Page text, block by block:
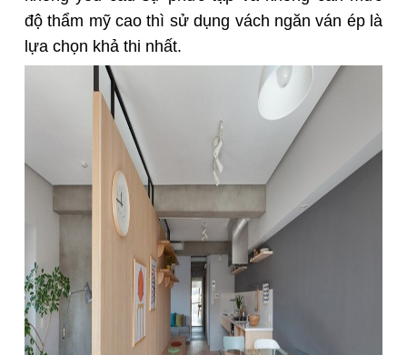
độ thẩm mỹ cao thì sử dụng vách ngăn ván ép là
lựa chọn khả thi nhất.